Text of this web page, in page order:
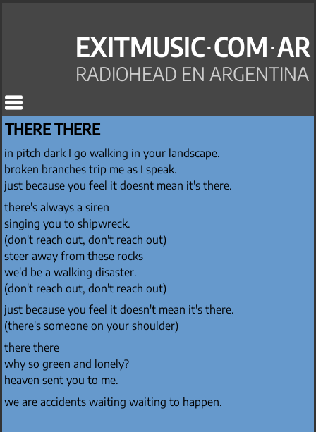
EXITMUSIC·COM·AR
RADIOHEAD EN ARGENTINA
THERE THERE
in pitch dark I go walking in your landscape.
broken branches trip me as I speak.
just because you feel it doesnt mean it's there.
there's always a siren
singing you to shipwreck.
(don't reach out, don't reach out)
steer away from these rocks
we'd be a walking disaster.
(don't reach out, don't reach out)
just because you feel it doesn't mean it's there.
(there's someone on your shoulder)
there there
why so green and lonely?
heaven sent you to me.
we are accidents waiting waiting to happen.